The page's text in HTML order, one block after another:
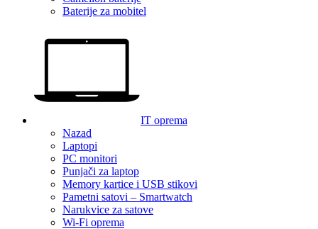
Baterije za mobitel
IT oprema
Nazad
Laptopi
PC monitori
Punjači za laptop
Memory kartice i USB stikovi
Pametni satovi – Smartwatch
Narukvice za satove
Wi-Fi oprema